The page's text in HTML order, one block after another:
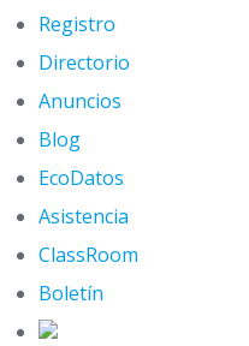
Registro
Directorio
Anuncios
Blog
EcoDatos
Asistencia
ClassRoom
Boletín